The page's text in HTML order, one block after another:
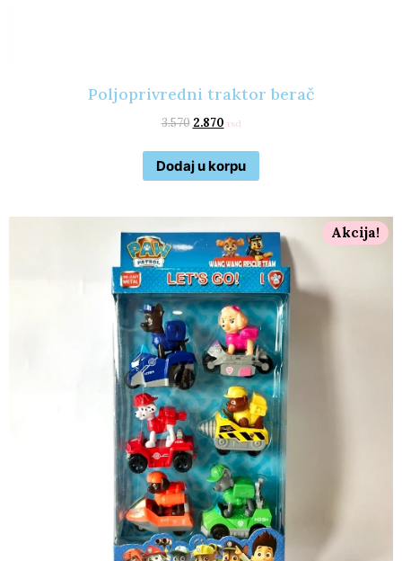
Poljoprivredni traktor berač
3.570 2.870 rsd
Dodaj u korpu
Akcija!